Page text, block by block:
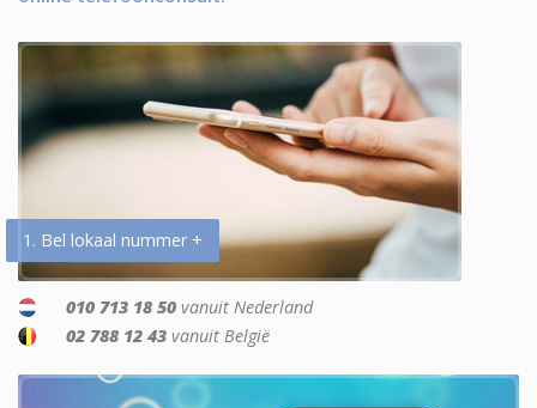
1. Bel lokaal nummer +
010 713 18 50 vanuit Nederland
02 788 12 43 vanuit België